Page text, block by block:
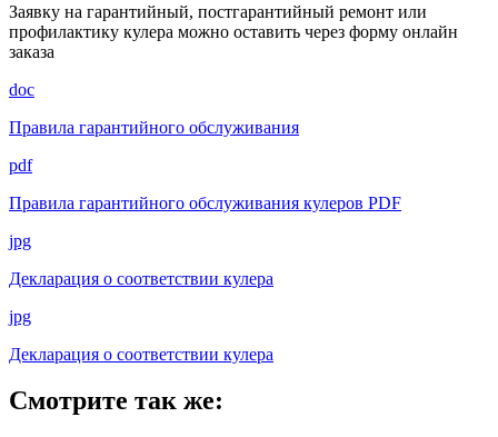
Заявку на гарантийный, постгарантийный ремонт или
профилактику кулера можно оставить через форму онлайн
заказа
doc
Правила гарантийного обслуживания
pdf
Правила гарантийного обслуживания кулеров PDF
jpg
Декларация о соответствии кулера
jpg
Декларация о соответствии кулера
Смотрите так же: